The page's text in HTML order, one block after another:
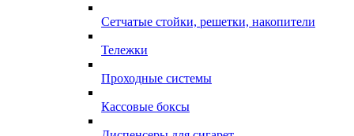
Сетчатые стойки, решетки, накопители
Тележки
Проходные системы
Кассовые боксы